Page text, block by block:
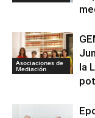
Asociaciones de
Mediación
la